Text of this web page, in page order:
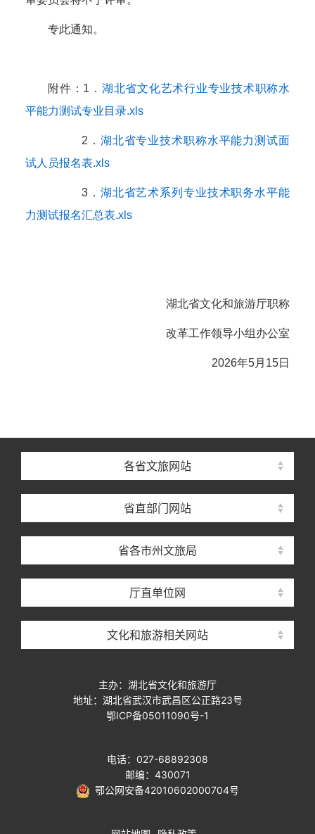
专此通知。
附件：1． 湖北省文化艺术行业专业技术职称水
平能力测试专业目录.xls
2． 湖北省专业技术职称水平能力测试面
试人员报名表.xls
3． 湖北省艺术系列专业技术职务水平能
力测试报名汇总表.xls
湖北省文化和旅游厅职称
改革工作领导小组办公室
2026年5月 15日
各省文旅网站
省直部门网站
省各市州文旅局
厅直单位网
文化和旅游相关网站
主办：湖北省文化和旅游厅
地址：湖北省武汉市武昌区公正路23号
鄂ICP备05011090号-1
电话：027-68892308
邮编：430071
鄂公网安备42010602000704号